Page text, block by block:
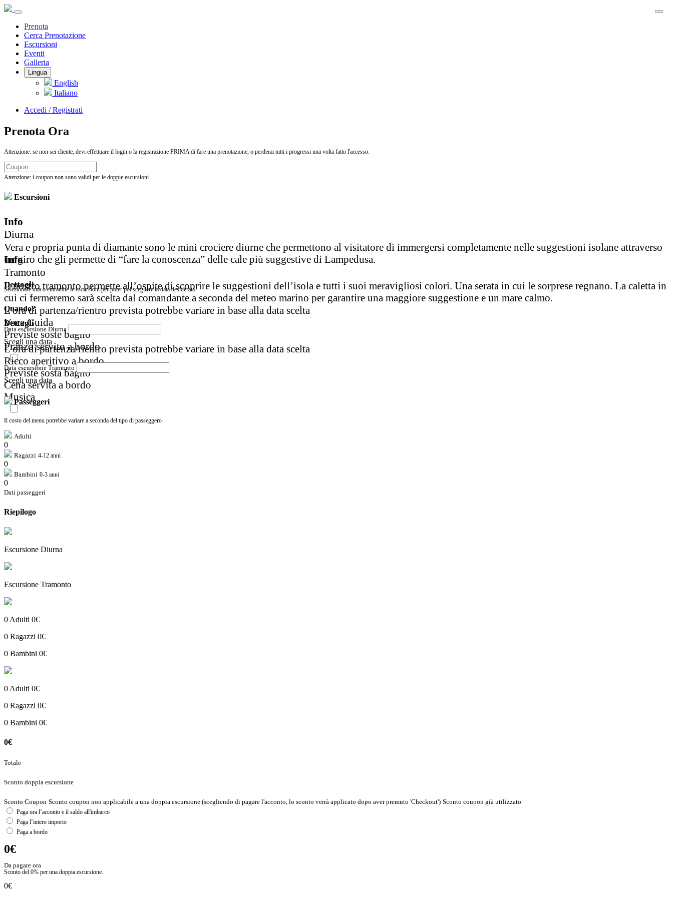
Prenota
Cerca Prenotazione
Escursioni
Eventi
Galleria
Lingua
English
Italiano
Accedi / Registrati
Prenota Ora
Attenzione: se non sei cliente, devi effettuare il login o la registrazione PRIMA di fare una prenotazione, o perderai tutti i progressi una volta fatto l'accesso.
Attenzione: i coupon non sono validi per le doppie escursioni
Escursioni
Info
Vera e propria punta di diamante sono le mini crociere diurne che permettono al visitatore di immergersi completamente nelle suggestioni isolane attraverso
un giro che gli permette di “fare la conoscenza” delle cale più suggestive di Lampedusa.
Dettagli
L'ora di partenza/rientro prevista potrebbe variare in base alla data scelta
Voce Guida
Previste soste bagno
Pranzo servito a bordo
Diurna
Info
Il nostro tramonto permette all’ospite di scoprire le suggestioni dell’isola e tutti i suoi meravigliosi colori. Una serata in cui le sorprese regnano. La caletta in
cui ci fermeremo sarà scelta dal comandante a seconda del meteo marino per garantire una maggiore suggestione e un mare calmo.
Dettagli
L'ora di partenza/rientro prevista potrebbe variare in base alla data scelta
Ricco aperitivo a bordo
Previste sosta bagno
Cena servita a bordo
Musica
Tramonto
Selezionare una o entrambe le escursioni per poter poi scegliere la data desiderata.
Quando?
Data escursione Diurna
Scegli una data
Data escursione Tramonto
Scegli una data
Passeggeri
Il costo del menu potrebbe variare a seconda del tipo di passeggero
Adulti
0
Ragazzi 4-12 anni
0
Bambini 0-3 anni
0
Dati passeggeri
Riepilogo
Escursione Diurna
Escursione Tramonto
0 Adulti 0€
0 Ragazzi 0€
0 Bambini 0€
0 Adulti 0€
0 Ragazzi 0€
0 Bambini 0€
0€
Totale
Sconto doppia escursione
Sconto Coupon Sconto coupon non applicabile a una doppia escursione (scegliendo di pagare l'acconto, lo sconto verrà applicato dopo aver premuto 'Checkout') Sconto coupon già utilizzato
Paga ora l’acconto e il saldo all'imbarco
Paga l’intero importo
Paga a bordo
0€
Da pagare ora
Sconto del 0% per una doppia escursione.
0€